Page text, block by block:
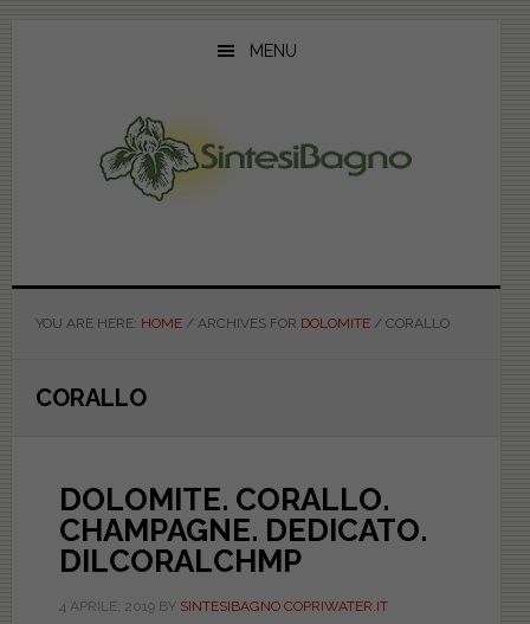
MENU
YOU ARE HERE: HOME /ARCHIVES FOR DOLOMITE /CORALLO
CORALLO
DOLOMITE. CORALLO.
CHAMPAGNE. DEDICATO.
DILCORALCHMP
4 APRILE, 2019BY SINTESIBAGNO COPRIWATER.IT